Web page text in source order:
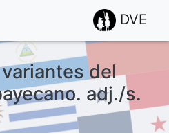
DVE
del
adj./s.